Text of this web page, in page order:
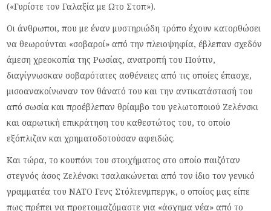
(«Γυρίστε τον Γαλαξία με Ωτο Στοπ»).
Οι άνθρωποι, που με έναν μυστηριώδη τρόπο έχουν κατορθώσει
να θεωρούνται «σοβαροί» από την πλειοψηφία, έβλεπαν σχεδόν
άμεση χρεοκοπία της Ρωσίας, ανατροπή του Πούτιν,
διαγίγνωσκαν σοβαρότατες ασθένειες από τις οποίες έπασχε,
μισοανακοίνωναν τον θάνατό του και την αντικατάστασή του
από σωσία και προέβλεπαν θρίαμβο του γελωτοποιού Ζελένσκι
και σαρωτική επικράτηση του καθεστώτος του, το οποίο
εξόπλιζαν και χρηματοδοτούσαν αφειδώς.
Και τώρα, το κουπόνι του στοιχήματος στο οποίο παιζόταν
στεγνός άσος Ζελένσκι τσαλακώνεται από τον ίδιο τον γενικό
γραμματέα του ΝΑΤΟ Γενς Στόλτενμπεργκ, ο οποίος μας είπε
πως πρέπει να προετοιμαζόμαστε για «άσχημα νέα» από το